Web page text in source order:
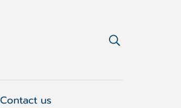
Contact us